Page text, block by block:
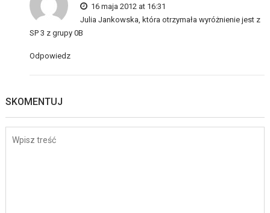
16 maja 2012 at 16:31
Julia Jankowska, która otrzymała wyróżnienie jest z
SP 3 z grupy 0B
Odpowiedz
SKOMENTUJ